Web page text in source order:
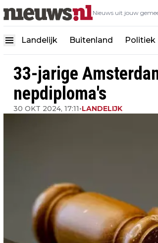
Nieuws uit jouw
Landelijk Buitenland Politiek
33-jarige
nepdiploma's
30 OKT 2024, 17:11•LANDELIJK